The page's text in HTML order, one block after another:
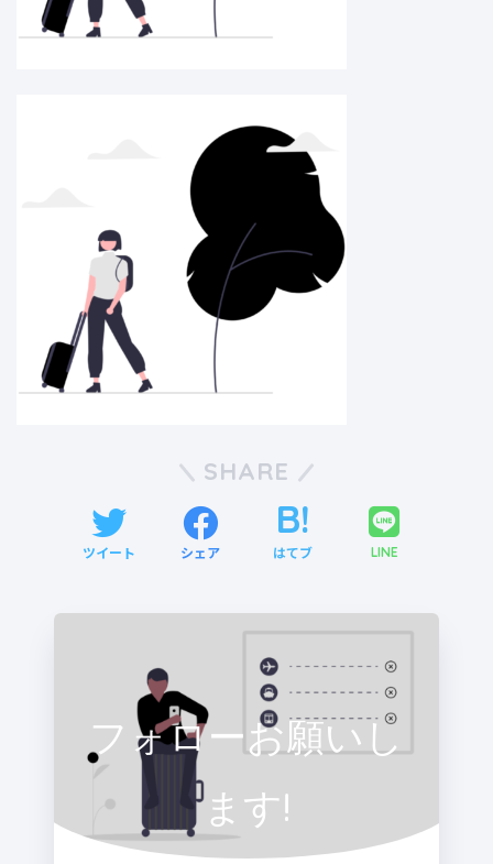
SHARE
ツイート シェア はてブ LINE
フォローお願いし
ます!